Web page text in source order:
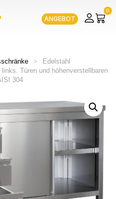
ANGEBOT
0
>
Edelstahl
Türen und höhenverstellbaren
304